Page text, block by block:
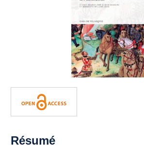
Résumé